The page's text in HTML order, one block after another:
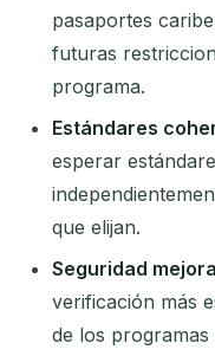
pasaportes
futuras
programa.
Estándares
esperar
que elijan.
Seguridad
verificación más
de los